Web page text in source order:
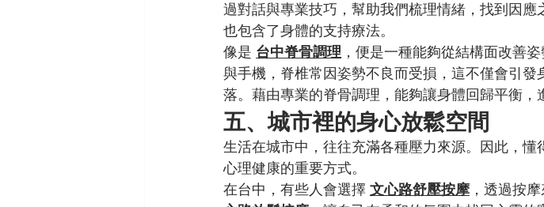
過對話與專業技巧，幫助我們梳理情緒，找到因應
也包含了身體的支持療法。
像是 台中脊骨調理 ，便是一種能夠從結構面改善
與手機，脊椎常因姿勢不良而受損，這不僅會引
落。藉由專業的脊骨調理，能夠讓身體回歸平衡，
五、城市裡的身心放鬆空間
生活在城市中，往往充滿各種壓力來源。因此，
心理健康的重要方式。
在台中，有些人會選擇 文心路舒壓按摩 ，透過按